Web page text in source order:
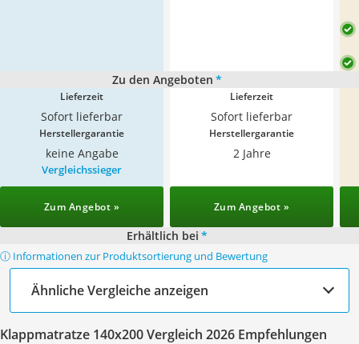
Zu den Angeboten *
Lieferzeit
Sofort lieferbar
Lieferzeit
Sofort lieferbar
Herstellergarantie
keine Angabe
Herstellergarantie
2 Jahre
Vergleichssieger
Zum Angebot » Zum Angebot »
Erhältlich bei *
ⓘ Informationen zur Produktsortierung und Bewertung
Ähnliche Vergleiche anzeigen
Klappmatratze 140x200 Vergleich 2026 Empfehlungen